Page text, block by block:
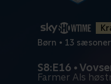
Børn • 13 sæsoner
S8:E16 •
Farmer Als